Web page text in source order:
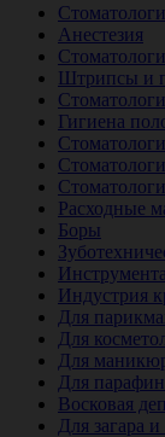
Анестезия
Штрипсы и
Гигиена
Расходные
Боры
Индустрия
Для
Для
Для
Для
Восковая
Для загара